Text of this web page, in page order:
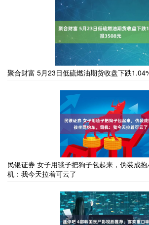
聚合财富 5月23日低硫燃油期货收盘下跌
民银证券 女子用毯子把狗子包起来，伪装成
机：我今天拉着可云了